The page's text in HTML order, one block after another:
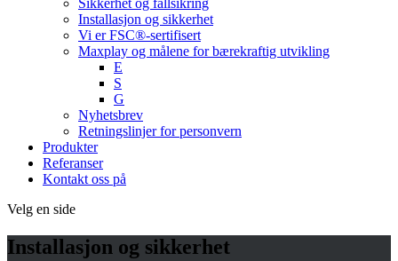
Sikkerhet og fallsikring
Installasjon og sikkerhet
Vi er FSC®-sertifisert
Maxplay og målene for bærekraftig utvikling
E
S
G
Nyhetsbrev
Retningslinjer for personvern
Produkter
Referanser
Kontakt oss på
Velg en side
Installasjon og sikkerhet